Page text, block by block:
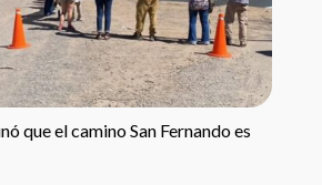
que el camino San Fernando es